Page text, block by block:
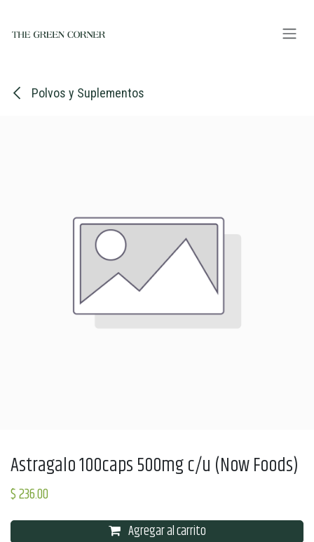
Polvos y Suplementos
Astragalo 100caps 500mg c/u (Now Foods)
$236.00
Agregar al carrito